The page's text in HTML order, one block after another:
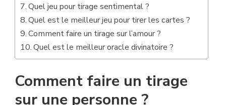
Quel jeu pour tirage sentimental ?
Quel est le meilleur jeu pour tirer les cartes ?
Comment faire un tirage sur l’amour ?
Quel est le meilleur oracle divinatoire ?
Comment faire un tirage
sur une personne ?